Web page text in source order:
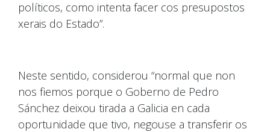
políticos, como intenta facer cos presupostos
xerais do Estado”.
Neste sentido, considerou “normal que non
nos fiemos porque o Goberno de Pedro
Sánchez deixou tirada a Galicia en cada
oportunidade que tivo, negouse a transferir os